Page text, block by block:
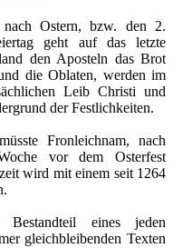
Ostern, bzw. den 2.
geht auf das letzte
den Aposteln das Brot
die Oblaten, werden im
Leib Christi und
der Festlichkeiten.
Fronleichnam, nach
vor dem Osterfest
wird mit einem seit 1264
eines jeden
gleichbleibenden Texten